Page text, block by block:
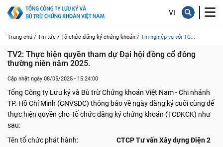
Trang chủ / Tin tức / Tổ chức đăng ký chứng khoán / Tin nghiệp vụ với TC...
TV2: Thực hiện quyền tham dự Đại hội đồng cổ đông
thường niên năm 2025.
Cập nhật ngày 08/05/2025 - 15:24:00
Tổng Công ty Lưu ký và Bù trừ Chứng khoán Việt Nam - Chi nhánh
TP. Hồ Chí Minh (CNVSDC) thông báo về ngày đăng ký cuối cùng để
thực hiện quyền cho Tổ chức đăng ký chứng khoán (TCĐKCK) như
sau:
Tên tổ chức phát hành:
CTCP Tư vấn Xây dựng Điện 2